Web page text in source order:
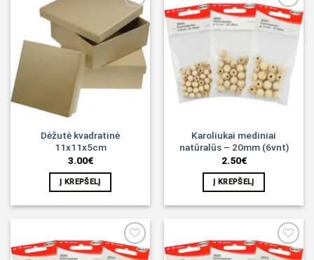
Dėžutė kvadratinė
11x11x5cm
3.00€
Į KREPŠELĮ
Karoliukai mediniai
natūralūs – 20mm (6vnt)
2.50€
Į KREPŠELĮ